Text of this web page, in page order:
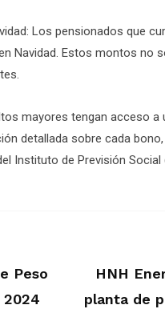
Los pensionados que
Navidad. Estos montos no
mayores tengan acceso a
detallada sobre cada
Instituto de Previsión Social
Peso
2024
HNH
planta de